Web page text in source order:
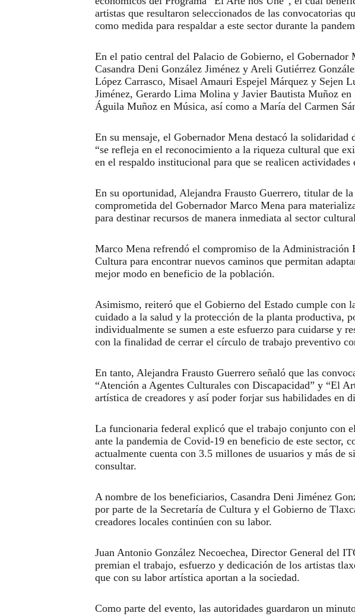
artistas que resultaron seleccionados de las convocatorias
como medida para respaldar a este sector durante la
En el patio central del Palacio de Gobierno, el Gobernador
Casandra Deni González Jiménez y Areli Gutiérrez
López Carrasco, Misael Amauri Espejel Márquez y Sejen
Jiménez, Gerardo Lima Molina y Javier Bautista Muñoz
Águila Muñoz en Música, así como a María del Carmen
En su mensaje, el Gobernador Mena destacó la
“se refleja en el reconocimiento a la riqueza cultural que
en el respaldo institucional para que se realicen
En su oportunidad, Alejandra Frausto Guerrero, titular de
comprometida del Gobernador Marco Mena para
para destinar recursos de manera inmediata al sector
Marco Mena refrendó el compromiso de la Administración
Cultura para encontrar nuevos caminos que permitan
mejor modo en beneficio de la población.
Asimismo, reiteró que el Gobierno del Estado cumple con
cuidado a la salud y la protección de la planta productiva,
individualmente se sumen a este esfuerzo para cuidarse y
con la finalidad de cerrar el círculo de trabajo preventivo
En tanto, Alejandra Frausto Guerrero señaló que las
“Atención a Agentes Culturales con Discapacidad” y “El
artística de creadores y así poder forjar sus habilidades en
La funcionaria federal explicó que el trabajo conjunto con
ante la pandemia de Covid-19 en beneficio de este sector,
actualmente cuenta con 3.5 millones de usuarios y más de
consultar.
A nombre de los beneficiarios, Casandra Deni Jiménez
por parte de la Secretaría de Cultura y el Gobierno de
creadores locales continúen con su labor.
Juan Antonio González Necoechea, Director General del
premian el trabajo, esfuerzo y dedicación de los artistas
que con su labor artística aportan a la sociedad.
Como parte del evento, las autoridades guardaron un